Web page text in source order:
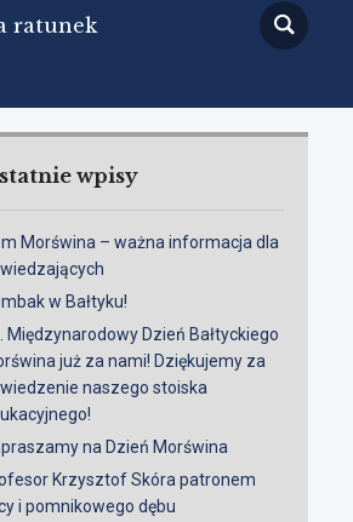
ratunek
wpisy
Morświna – ważna informacja dla
w Bałtyku!
Międzynarodowy Dzień Bałtyckiego
już za nami! Dziękujemy za
naszego stoiska
na Dzień Morświna
Krzysztof Skóra patronem
i pomnikowego dębu